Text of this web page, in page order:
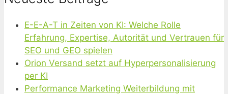
E-E-A-T in Zeiten von KI: Welche Rolle
Erfahrung, Expertise, Autorität und Vertrauen für
SEO und GEO spielen
Orion Versand setzt auf Hyperpersonalisierung
per KI
Performance Marketing Weiterbildung mit